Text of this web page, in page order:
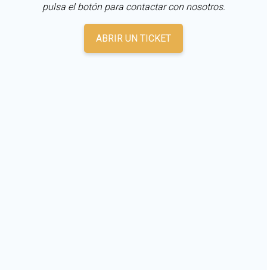
pulsa el botón para contactar con nosotros.
ABRIR UN TICKET